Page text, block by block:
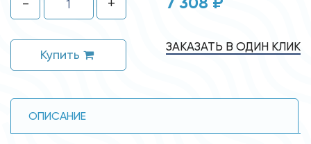
Купить
ЗАКАЗАТЬ В ОДИН КЛИК
ОПИСАНИЕ